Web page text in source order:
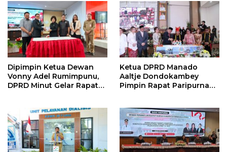
Sebagai Ranperda
Prakarsa DPRD
Dipimpin Ketua Dewan
Vonny Adel Rumimpunu,
DPRD Minut Gelar Rapat
Ketua DPRD Manado
Aaltje Dondokambey
Pimpin Rapat Paripurna